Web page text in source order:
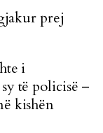
prej
i
të policisë –
kishën